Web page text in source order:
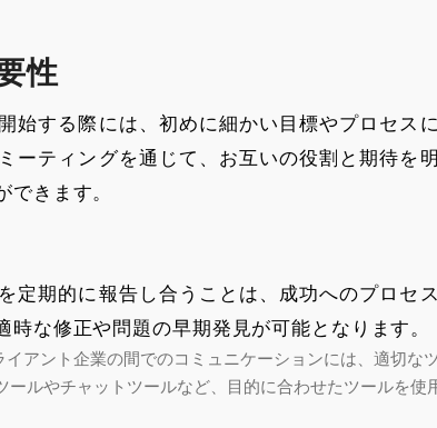
性
始する際には、初めに細かい目標やプロセス
ーティングを通じて、お互いの役割と期待を
きます。
定期的に報告し合うことは、成功へのプロセ
な修正や問題の早期発見が可能となります。
アント企業の間でのコミュニケーションには、適切な
ルやチャットツールなど、目的に合わせたツールを使